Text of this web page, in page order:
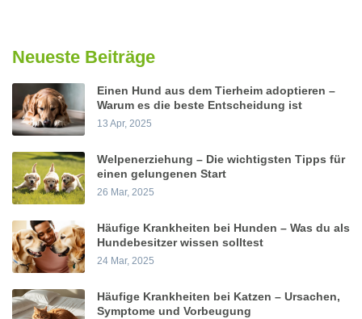
Neueste Beiträge
Einen Hund aus dem Tierheim adoptieren –
Warum es die beste Entscheidung ist
13 Apr, 2025
Welpenerziehung – Die wichtigsten Tipps für
einen gelungenen Start
26 Mar, 2025
Häufige Krankheiten bei Hunden – Was du als
Hundebesitzer wissen solltest
24 Mar, 2025
Häufige Krankheiten bei Katzen – Ursachen,
Symptome und Vorbeugung